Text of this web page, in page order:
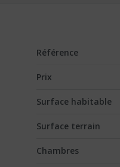
Référence
Prix
Surface habitable
Surface terrain
Chambres